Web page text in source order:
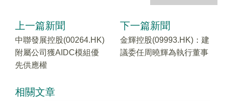
上一篇新聞
中聯發展控股(00264.HK)
附屬公司獲AIDC模組優
先供應權
下一篇新聞
金輝控股(09993.HK)：建
議委任周曉輝為執行董事
相關文章